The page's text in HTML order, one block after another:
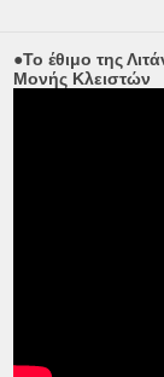
●Το έθιμο της
Μονής Κλειστών